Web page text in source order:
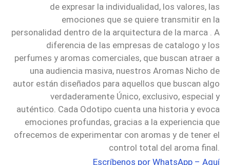
de expresar la individualidad, los valores, las
emociones que se quiere transmitir en la
personalidad dentro de la arquitectura de la marca . A
diferencia de las empresas de catalogo y los
perfumes y aromas comerciales, que buscan atraer a
una audiencia masiva, nuestros Aromas Nicho de
autor están diseñados para aquellos que buscan algo
verdaderamente Único, exclusivo, especial y
auténtico. Cada Odotipo cuenta una historia y evoca
emociones profundas, gracias a la experiencia que
ofrecemos de experimentar con aromas y de tener el
control total del aroma final.
Escríbenos por WhatsApp – Aquí